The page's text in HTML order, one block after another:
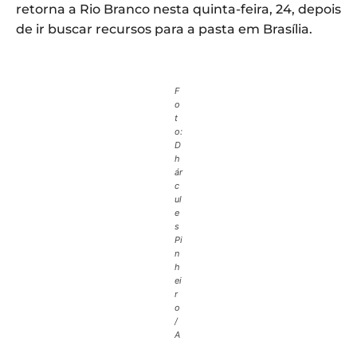
retorna a Rio Branco nesta quinta-feira, 24, depois
de ir buscar recursos para a pasta em Brasília.
F
o
t
o:
D
h
ár
c
ul
e
s
Pi
n
h
ei
r
o
/
A